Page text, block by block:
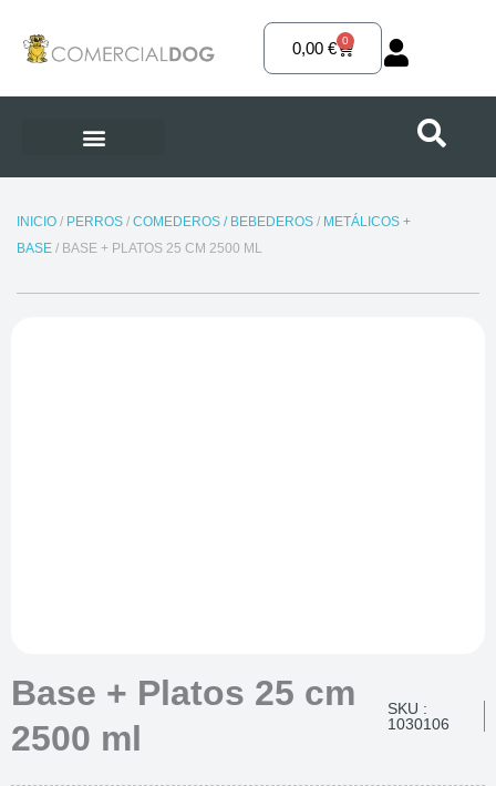
contenido
0,00€ 0
Carrito
INICIO/ PERROS/ COMEDEROS / BEBEDEROS/ METÁLICOS +
BASE/ BASE + PLATOS 25 CM 2500 ML
Base + Platos 25 cm
2500 ml
SKU :
1030106